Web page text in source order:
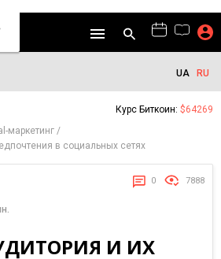
UA RU
Курс Биткоин: $64269
маркетинг
в социальных сетях
0 7888
И ИХ